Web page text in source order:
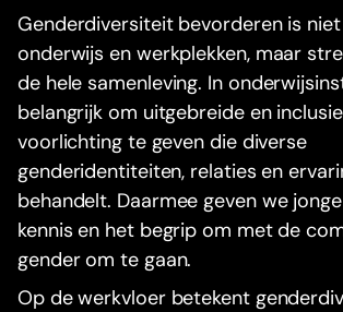
Genderdiversiteit bevorderen is
onderwijs en werkplekken, maar
de hele samenleving. In
belangrijk om uitgebreide en
voorlichting te geven die diverse
genderidentiteiten, relaties en
behandelt. Daarmee geven we
kennis en het begrip om met de
gender om te gaan.
Op de werkvloer betekent